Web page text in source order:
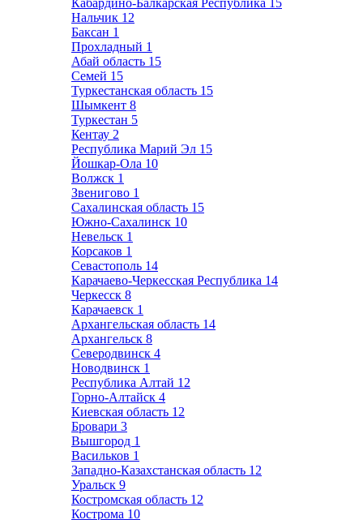
Кабардино-Балкарская Республика 15
Нальчик 12
Баксан 1
Прохладный 1
Абай область 15
Семей 15
Туркестанская область 15
Шымкент 8
Туркестан 5
Кентау 2
Республика Марий Эл 15
Йошкар-Ола 10
Волжск 1
Звенигово 1
Сахалинская область 15
Южно-Сахалинск 10
Невельск 1
Корсаков 1
Севастополь 14
Карачаево-Черкесская Республика 14
Черкесск 8
Карачаевск 1
Архангельская область 14
Архангельск 8
Северодвинск 4
Новодвинск 1
Республика Алтай 12
Горно-Алтайск 4
Киевская область 12
Бровари 3
Вышгород 1
Васильков 1
Западно-Казахстанская область 12
Уральск 9
Костромская область 12
Кострома 10